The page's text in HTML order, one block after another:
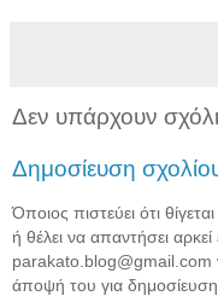
Δεν υπάρχουν
Δημοσίευση
Όποιος πιστεύει ότι
ή θέλει να απαντήσει
parakato.blog@gmail.com
άποψή του για